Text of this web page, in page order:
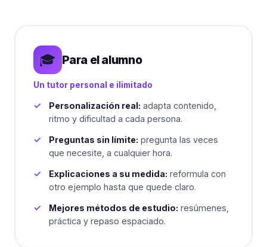
🎓 Para el alumno
Un tutor personal e ilimitado
Personalización real: adapta contenido,
ritmo y dificultad a cada persona.
Preguntas sin límite: pregunta las veces
que necesite, a cualquier hora.
Explicaciones a su medida: reformula con
otro ejemplo hasta que quede claro.
Mejores métodos de estudio: resúmenes,
práctica y repaso espaciado.